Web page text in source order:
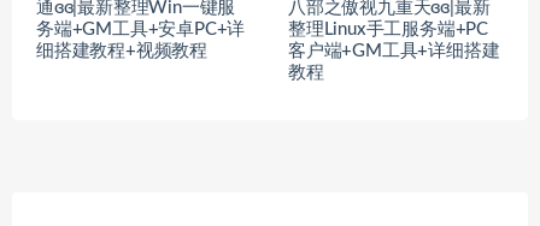
通ɞɞ|最新整理Win一键服
务端+GM工具+安卓PC+详
细搭建教程+视频教程
八部之傲视九重天ɞɞ|最新
整理Linux手工服务端+PC
客户端+GM工具+详细搭建
教程